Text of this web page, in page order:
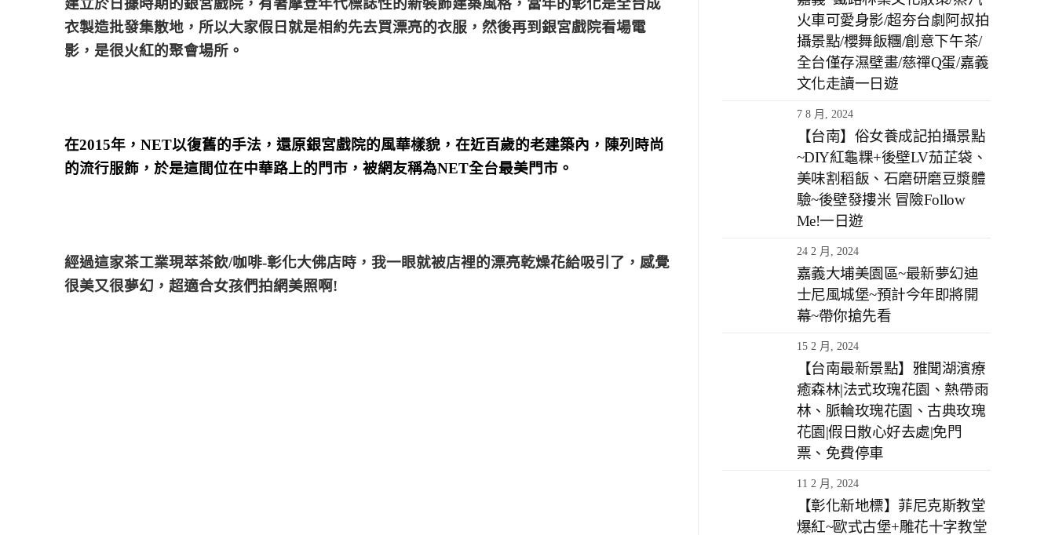
建立於日據時期的銀宮戲院，有著摩登年代標誌性的新裝飾建築風格，當年的彰化是全台成
衣製造批發集散地，所以大家假日就是相約先去買漂亮的衣服，然後再到銀宮戲院看場電
影，是很火紅的聚會場所。
在2015年，NET以復舊的手法，還原銀宮戲院的風華樣貌，在近百歲的老建築內，陳列時尚
的流行服飾，於是這間位在中華路上的門市，被網友稱為NET全台最美門市。
經過這家茶工業現萃茶飲/咖啡-彰化大佛店時，我一眼就被店裡的漂亮乾燥花給吸引了，感覺
很美又很夢幻，超適合女孩們拍網美照啊!
火車可愛身影/超夯台劇阿叔拍
攝景點/櫻舞飯糰/創意下午茶/
全台僅存濕壁畫/慈禪Q蛋/嘉義
文化走讀一日遊
7 8 月, 2024
【台南】俗女養成記拍攝景點
~DIY紅龜粿+後壁LV茄芷袋、
美味割稻飯、石磨研磨豆漿體
驗~後壁發摟米 冒險Follow
Me!一日遊
24 2 月, 2024
嘉義大埔美園區~最新夢幻迪
士尼風城堡~預計今年即將開
幕~帶你搶先看
15 2 月, 2024
【台南最新景點】雅聞湖濱療
癒森林|法式玫瑰花園、熱帶雨
林、脈輪玫瑰花園、古典玫瑰
花園|假日散心好去處|免門
票、免費停車
11 2 月, 2024
【彰化新地標】菲尼克斯教堂
爆紅~歐式古堡+雕花十字教堂